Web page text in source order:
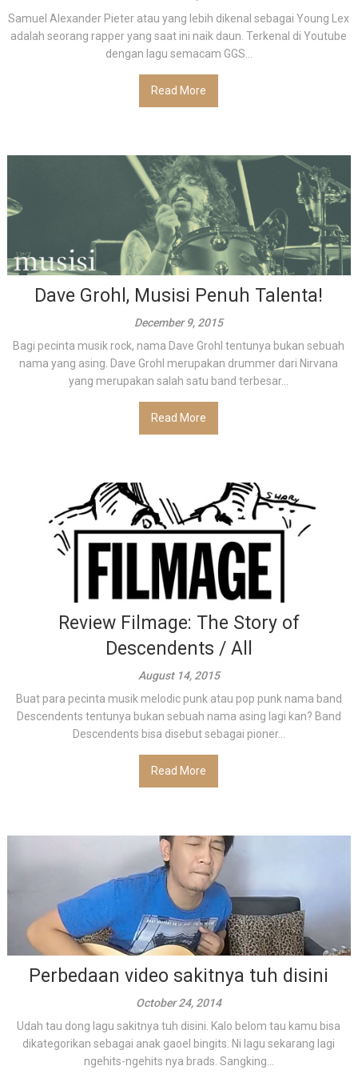
Samuel Alexander Pieter atau yang lebih dikenal sebagai Young Lex
adalah seorang rapper yang saat ini naik daun. Terkenal di Youtube
dengan lagu semacam GGS...
Read More
Dave Grohl, Musisi Penuh Talenta!
December 9, 2015
Bagi pecinta musik rock, nama Dave Grohl tentunya bukan sebuah
nama yang asing. Dave Grohl merupakan drummer dari Nirvana
yang merupakan salah satu band terbesar...
Read More
Review Filmage: The Story of
Descendents / All
August 14, 2015
Buat para pecinta musik melodic punk atau pop punk nama band
Descendents tentunya bukan sebuah nama asing lagi kan? Band
Descendents bisa disebut sebagai pioner...
Read More
Perbedaan video sakitnya tuh disini
October 24, 2014
Udah tau dong lagu sakitnya tuh disini. Kalo belom tau kamu bisa
dikategorikan sebagai anak gaoel bingits. Ni lagu sekarang lagi
ngehits-ngehits nya brads. Sangking...